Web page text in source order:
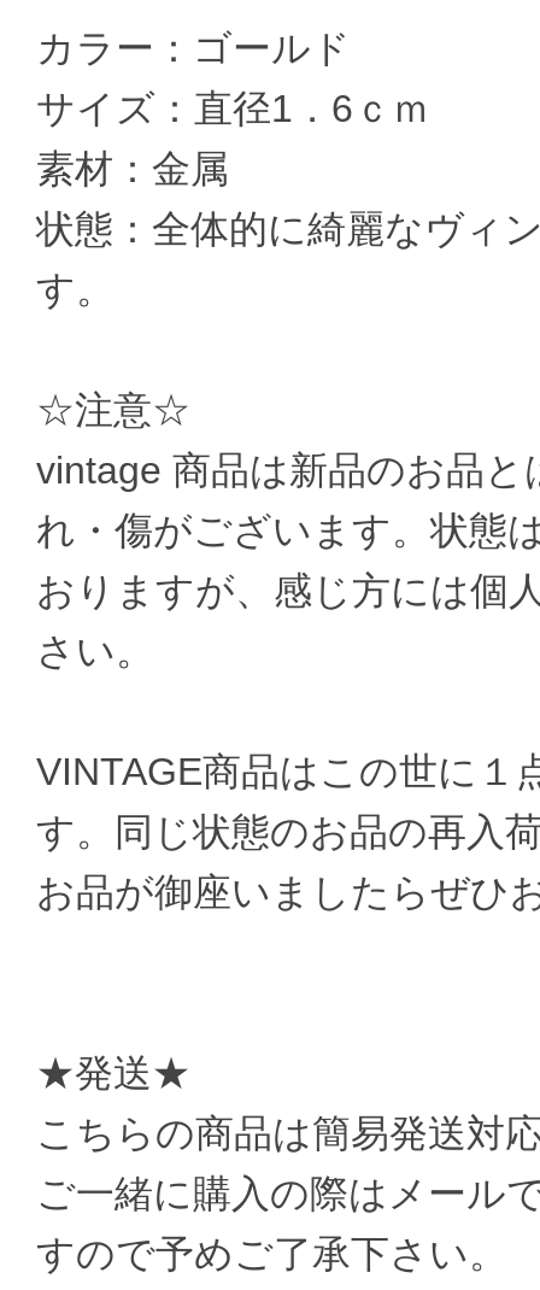
カラー：ゴールド
サイズ：直径1．6ｃｍ
素材：金属
状態：全体的に綺麗なヴィ
す。
☆注意☆
vintage 商品は新品のお品
れ・傷がございます。状態
おりますが、感じ方には個
さい。
VINTAGE商品はこの世に１
す。同じ状態のお品の再入
お品が御座いましたらぜひ
★発送★
こちらの商品は簡易発送対
ご一緒に購入の際はメール
すので予めご了承下さい。